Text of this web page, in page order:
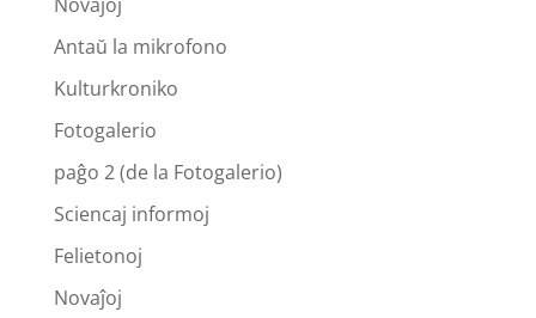
Antaŭ la mikrofono
Kulturkroniko
Fotogalerio
paĝo 2 (de la Fotogalerio)
Sciencaj informoj
Felietonoj
Novaĵoj